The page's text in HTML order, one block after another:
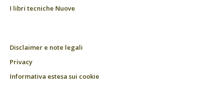
I libri tecniche Nuove
Disclaimer e note legali
Privacy
Informativa estesa sui cookie